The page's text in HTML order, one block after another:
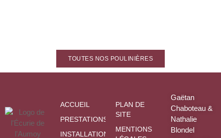
TOUTES NOS POULINIÈRES
ACCUEIL
PRESTATIONS
INSTALLATIONS
PLAN DE
SITE
MENTIONS
Gaëtan
Chaboteau &
Nathalie
Blondel